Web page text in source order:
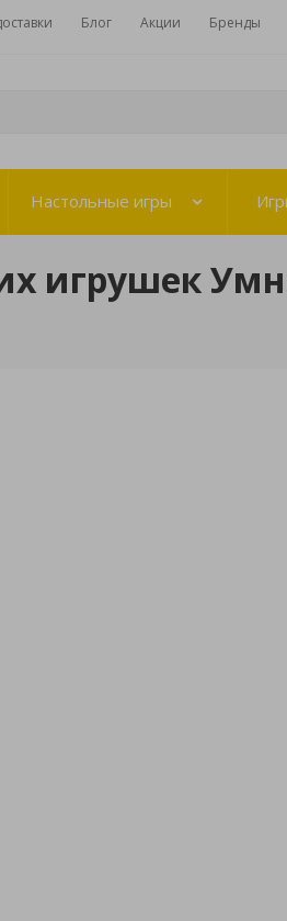
Блог Акции Бренды
Настольные игры
игрушек